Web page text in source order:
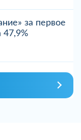
за первое
47,9%